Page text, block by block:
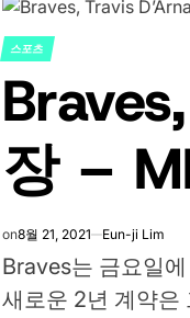
POSTED
IN
스포츠
장 –
on8월 21, 2021 Eun-ji Lim
Braves는 금요일
새로운 2년 계약은